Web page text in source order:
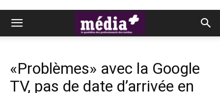
«Problèmes» avec la Google
TV, pas de date d’arrivée en